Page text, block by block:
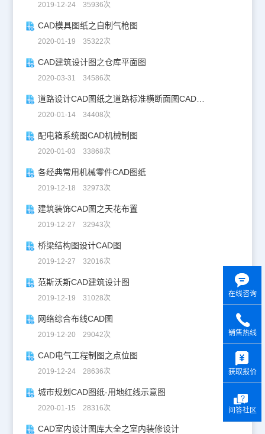
2019-12-24 35936次
CAD模具图纸之自制气枪图
2020-01-19 35322次
CAD建筑设计图之仓库平面图
2020-03-31 34586次
道路设计CAD图纸之道路标准横断面图CAD图纸
2020-01-14 34408次
配电箱系统图CAD机械制图
2020-01-03 33868次
各经典常用机械零件CAD图纸
2019-12-18 32973次
建筑装饰CAD图之天花布置
2019-12-27 32943次
桥梁结构图设计CAD图
2019-12-27 32016次
范斯沃斯CAD建筑设计图
2019-12-19 31028次
网络综合布线CAD图
2019-12-20 29042次
CAD电气工程制图之点位图
2019-12-24 28636次
城市规划CAD图纸-用地红线示意图
2020-01-15 28316次
CAD室内设计图库大全之室内装修设计
在线咨询
销售热线
获取报价
问答社区